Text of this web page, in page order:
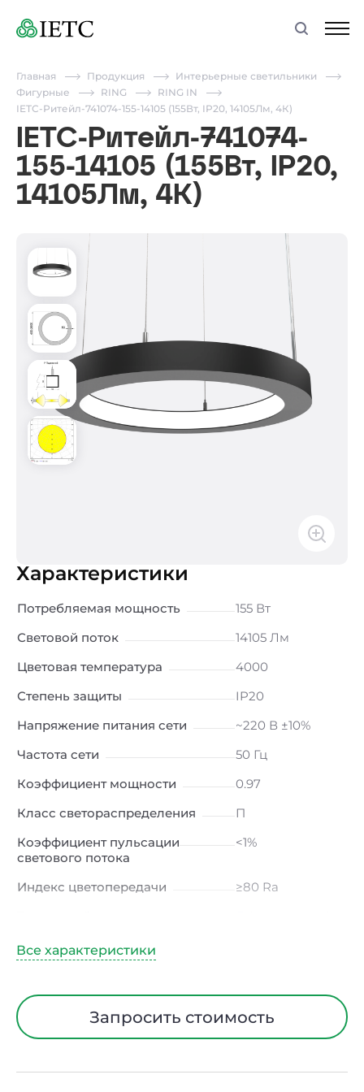
Главная Продукция
Интерьерные светильники
Фигурные
RING
RING IN
IETC-Ритейл-741074-155-14105 (155Вт, IP20, 14105Лм, 4К)
IETC-Ритейл-741074-
155-14105 (155Вт, IP20,
14105Лм, 4К)
Характеристики
Потребляемая мощность
155 Вт
Световой поток
14105 Лм
Цветовая температура
4000
Степень защиты
IP20
Напряжение питания сети
~220 В ±10%
Частота сети
50 Гц
Коэффициент мощности
0.97
Класс светораспределения
П
Коэффициент пульсации
светового потока
<1%
Индекс цветопередачи
≥80 Ra
Угол рассеивания
Диапазон рабочих
температурЗапросить стоимость